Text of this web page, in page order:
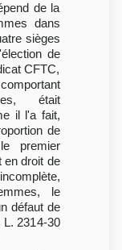
de la
dans
sièges
de
CFTC,
était
il l'a fait,
de
premier
en droit de
le
défaut de
L. 2314-30